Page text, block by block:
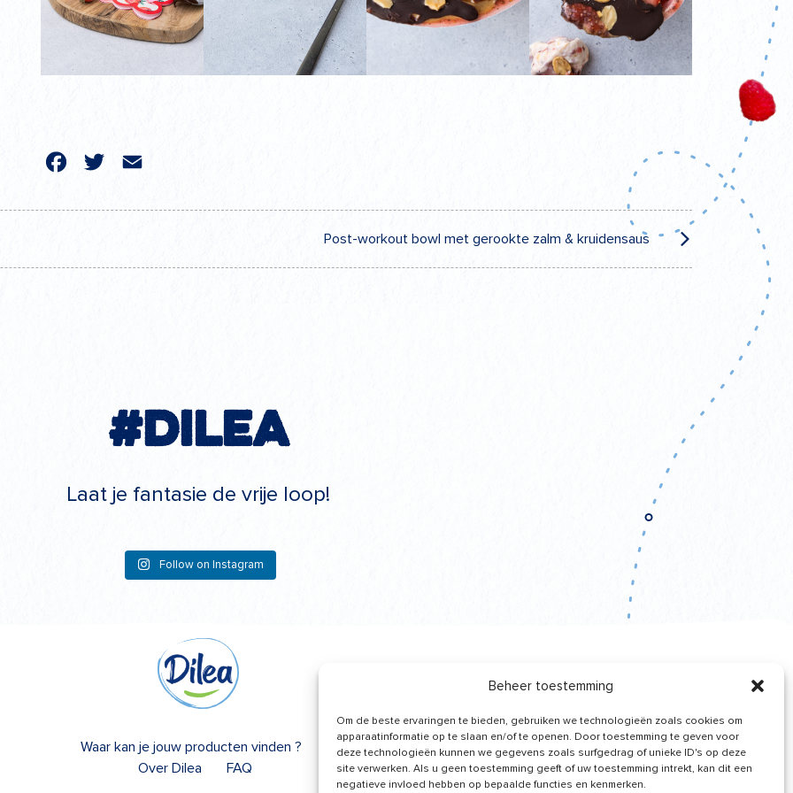
Beheer toestemming
Om de beste ervaringen te bieden, gebruiken we technologieën zoals cookies om
apparaatinformatie op te slaan en/of te openen. Door toestemming te geven voor
deze technologieën kunnen we gegevens zoals surfgedrag of unieke ID's op deze
site verwerken. Als u geen toestemming geeft of uw toestemming intrekt, kan dit een
negatieve invloed hebben op bepaalde functies en kenmerken.
Twitter
Email
Post-workout bowl met gerookte zalm & kruidensaus
#Dilea
Laat je fantasie de vrije loop!
Follow on Instagram
Waar kan je jouw producten vinden ?
Over Dilea
FAQ
Nieuws van ons
ontvangen